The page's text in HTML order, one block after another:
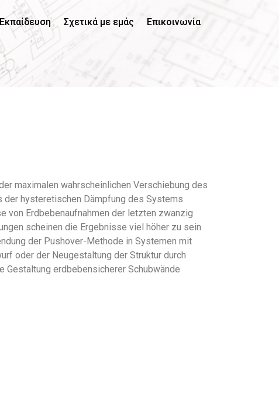
Σχετικά με εμάς Επικοινωνία
maximalen wahrscheinlichen Verschiebung des
hysteretischen Dämpfung des Systems
von Erdbebenaufnahmen der letzten zwanzig
scheinen die Ergebnisse viel höher zu sein
der Pushover-Methode in Systemen mit
oder der Neugestaltung der Struktur durch
Gestaltung erdbebensicherer Schubwände